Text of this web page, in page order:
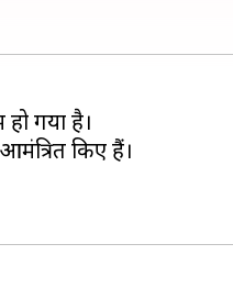
गया है।
किए हैं।